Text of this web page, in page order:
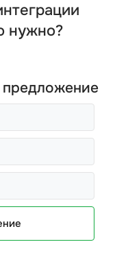
нужно?